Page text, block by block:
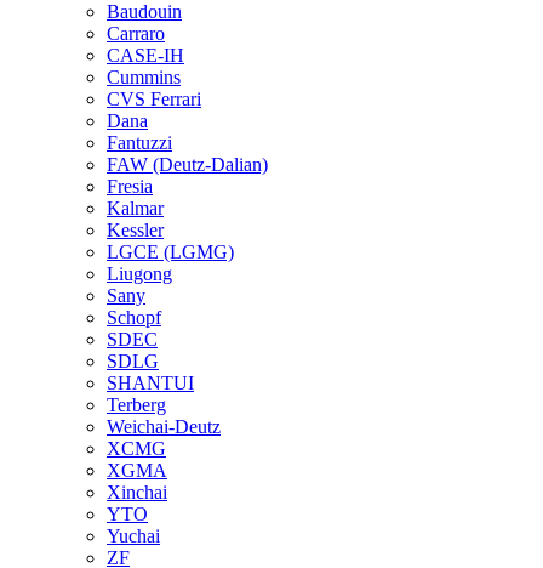
Baudouin
Carraro
CASE-IH
Cummins
CVS Ferrari
Dana
Fantuzzi
FAW (Deutz-Dalian)
Fresia
Kalmar
Kessler
LGCE (LGMG)
Liugong
Sany
Schopf
SDEC
SDLG
SHANTUI
Terberg
Weichai-Deutz
XCMG
XGMA
Xinchai
YTO
Yuchai
ZF